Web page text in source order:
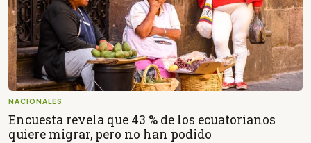
NACIONALES
Encuesta revela que 43 % de los ecuatorianos
quiere migrar, pero no han podido